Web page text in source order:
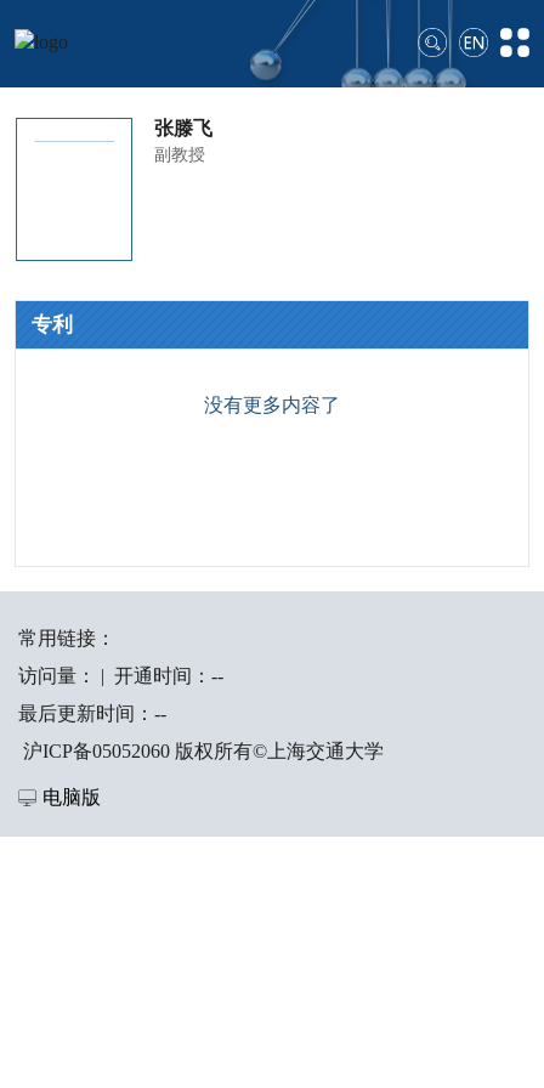
张滕飞
副教授
专利
没有更多内容了
常用链接：
访问量：
| 开通时间： --
最后更新时间： --
沪ICP备05052060 版权所有©上海交通大学
电脑版